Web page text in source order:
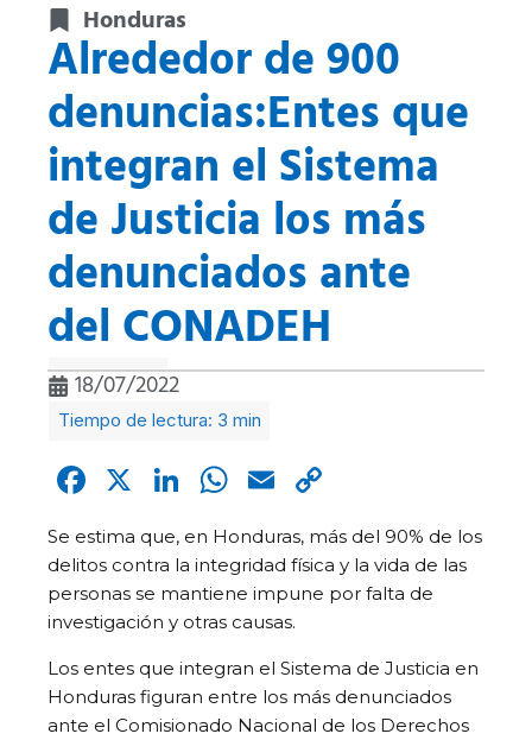
Honduras
Alrededor de 900
denuncias:Entes que
integran el Sistema
de Justicia los más
denunciados ante
del CONADEH
18/07/2022
Facebook
X LinkedIn
WhatsApp
Email
Link
Se estima que, en Honduras, más del 90% de los
delitos contra la integridad física y la vida de las
personas se mantiene impune por falta de
investigación y otras causas.
Los entes que integran el Sistema de Justicia en
Honduras figuran entre los más denunciados
ante el Comisionado Nacional de los Derechos